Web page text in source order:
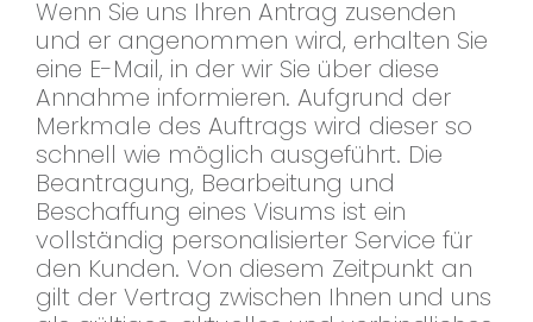
Wenn Sie uns Ihren Antrag zusenden
und er angenommen wird, erhalten Sie
eine E-Mail, in der wir Sie über diese
Annahme informieren. Aufgrund der
Merkmale des Auftrags wird dieser so
schnell wie möglich ausgeführt. Die
Beantragung, Bearbeitung und
Beschaffung eines Visums ist ein
vollständig personalisierter Service für
den Kunden. Von diesem Zeitpunkt an
gilt der Vertrag zwischen Ihnen und uns